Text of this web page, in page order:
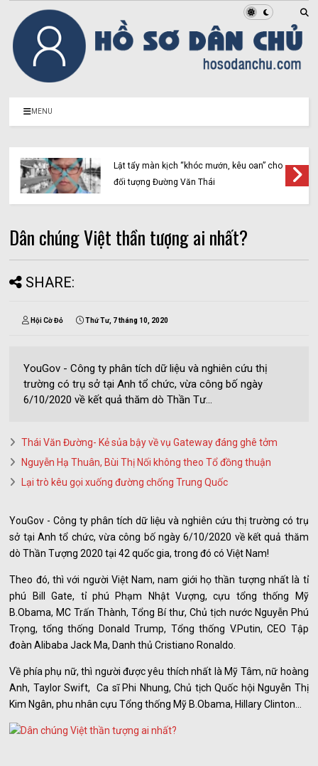
MENU
Lật tẩy màn kịch “khóc mướn, kêu oan” cho
đối tượng Đường Văn Thái
Dân chúng Việt thần tượng ai nhất?
SHARE:
Hội Cờ Đỏ Thứ Tư, 7 tháng 10, 2020
YouGov - Công ty phân tích dữ liệu và nghiên cứu thị
trường có trụ sở tại Anh tổ chức, vừa công bố ngày
6/10/2020 về kết quả thăm dò Thần Tư...
Thái Văn Đường- Kẻ sủa bậy về vụ Gateway đáng ghê tởm
Nguyễn Hạ Thuân, Bùi Thị Nối không theo Tổ đồng thuận
Lại trò kêu gọi xuống đường chống Trung Quốc
YouGov - Công ty phân tích dữ liệu và nghiên cứu thị trường có trụ
sở tại Anh tổ chức, vừa công bố ngày 6/10/2020 về kết quả thăm
dò Thần Tượng 2020 tại 42 quốc gia, trong đó có Việt Nam!
Theo đó, thì với người Việt Nam, nam giới họ thần tượng nhất là tỉ
phú Bill Gate, tỉ phú Phạm Nhật Vượng, cựu tổng thống Mỹ
B.Obama, MC Trấn Thành, Tổng Bí thư, Chủ tịch nước Nguyễn Phú
Trọng, tổng thống Donald Trump, Tổng thống V.Putin, CEO Tập
đoàn Alibaba Jack Ma, Danh thủ Cristiano Ronaldo.
Về phía phụ nữ, thì người được yêu thích nhất là Mỹ Tâm, nữ hoàng
Anh, Taylor Swift, Ca sĩ Phi Nhung, Chủ tịch Quốc hội Nguyễn Thị
Kim Ngân, phu nhân cựu Tổng thống Mỹ B.Obama, Hillary Clinton…